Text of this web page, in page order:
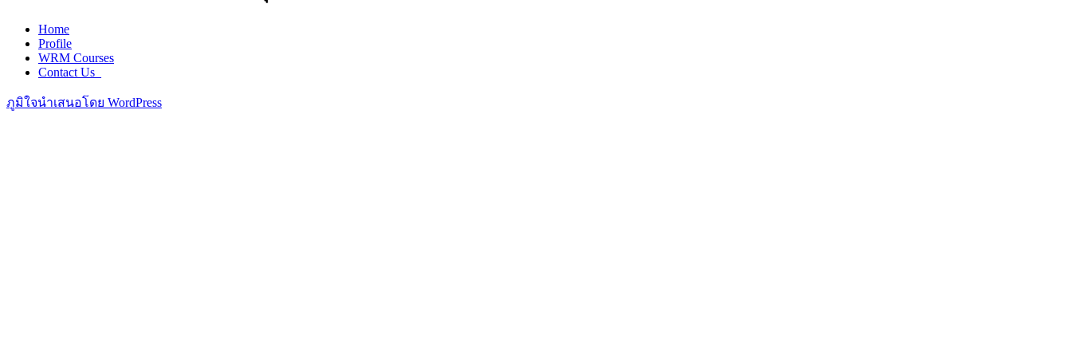
Home
Profile
WRM Courses
Contact Us_
ภูมิใจนำเสนอโดย WordPress